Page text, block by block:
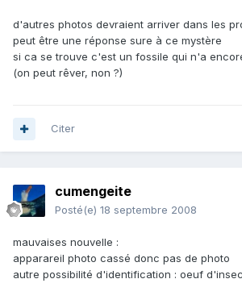
d'autres photos devraient arriver dans les
peut être une réponse sure à ce mystère
si ca se trouve c'est un fossile qui n'a
(on peut rêver, non ?)
Citer
cumengeite
Posté(e) 18 septembre 2008
mauvaises nouvelle :
apparareil photo cassé donc pas de photo
autre possibilité d'identification : oeuf